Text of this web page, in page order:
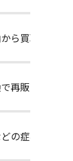
ら買取できま
再販可能な
の症状も査定